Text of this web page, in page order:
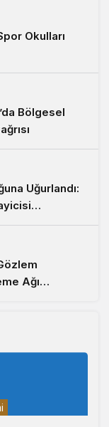
Okulları
Bölgesel
Uğurlandı:
Ağı